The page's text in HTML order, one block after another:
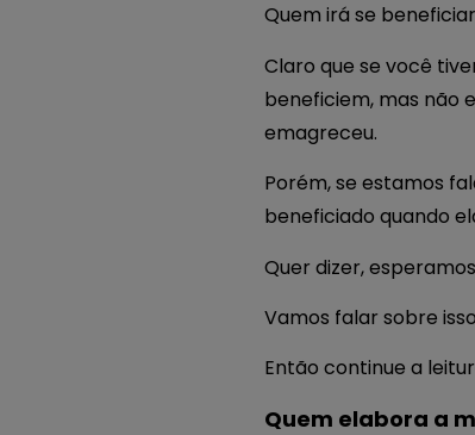
Quem irá se
Claro que se você
beneficiem, mas não
emagreceu.
Porém, se estamos
beneficiado quando
Quer dizer,
Vamos falar sobre
Então continue a
Quem elabora a